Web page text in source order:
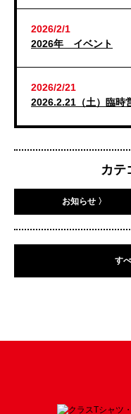
2026/2/1
2026年 イベント
2026/2/21
2026.2.21（土）臨時
カテ
お知らせ 〉
す